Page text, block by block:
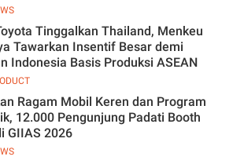
Tinggalkan Thailand, Menkeu
Tawarkan Insentif Besar demi
Indonesia Basis Produksi ASEAN
Ragam Mobil Keren dan Program
12.000 Pengunjung Padati Booth
GIIAS 2026